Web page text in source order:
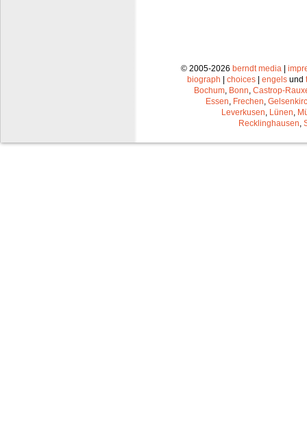
© 2005-2026 berndt media |
biograph | choices | engels und
Bochum Bonn Castrop-
Essen Frechen
Leverkusen Lünen
Recklinghausen